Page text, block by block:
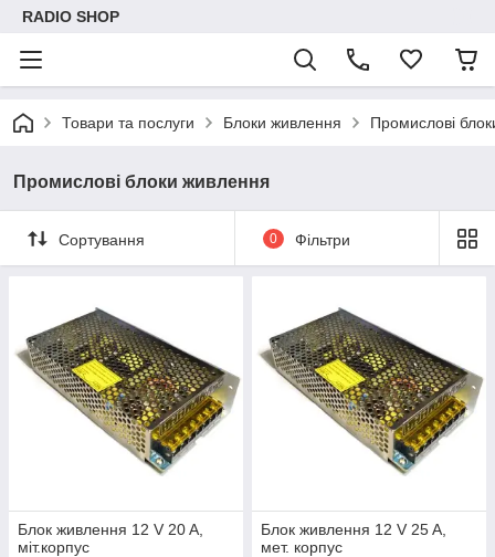
RADIO SHOP
Товари та послуги Блоки живлення Промислові
Промислові блоки живлення
Сортування 0 Фільтри
Блок живлення 12 V 20 A,
міт.корпус
Блок живлення 12 V 25 A,
мет. корпус